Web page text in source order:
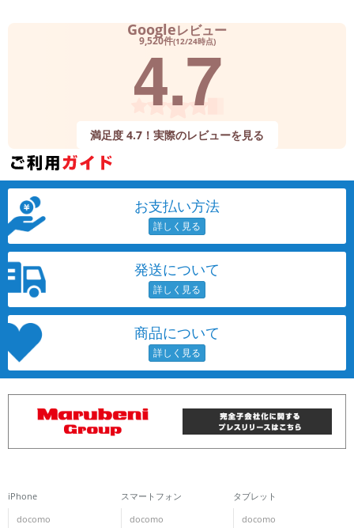
Googleレビュー
9,520件(12/24時点)
4.7
満足度 4.7！実際のレビューを見る
お支払い方法
発送について
商品について
iPhone
docomo
スマートフォン
docomo
タブレット
docomo